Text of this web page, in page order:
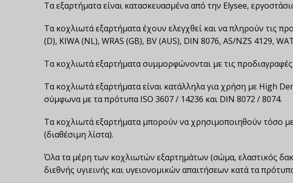
Τα εξαρτήματα είναι κατασκευασμένα από την Elysee,
Τα κοχλιωτά εξαρτήματα έχουν ελεγχθεί και να πληρούν τις
(D), KIWA (NL), WRAS (GB), BV (AUS), DIN 8076, AS/NZS 4129,
Τα κοχλιωτά εξαρτήματα συμμορφώνονται με τις
Τα κοχλιωτά εξαρτήματα είναι κατάλληλα για χρήση με High
σύμφωνα με τα πρότυπα ISO 3607 / 14236 και DIN 8072 / 8074.
Τα κοχλιωτά εξαρτήματα μπορούν να χρησιμοποιηθούν τόσο
(διαθέσιμη λίστα).
Όλα τα μέρη των κοχλιωτών εξαρτημάτων (σώμα, ελαστικός
διεθνής υγιεινής και υγειονομικών απαιτήσεων κατά τα